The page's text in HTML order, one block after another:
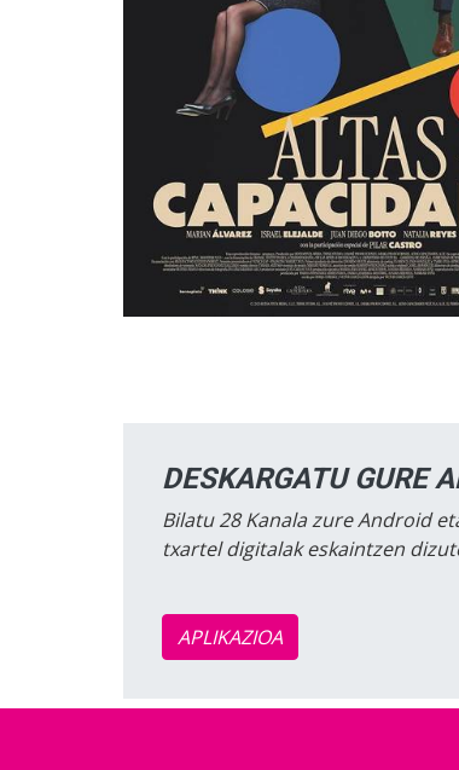
DESKARGATU GURE
Bilatu 28 Kanala zure Android
txartel digitalak eskaintzen
APLIKAZIOA